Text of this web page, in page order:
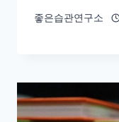
좋은습관연구소